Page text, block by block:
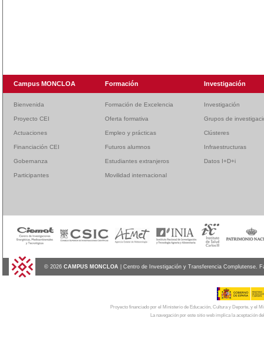
Campus MONCLOA Formación Investigación
Bienvenida Formación de Excelencia Investigación
Proyecto CEI Oferta formativa Grupos de
Actuaciones Empleo y prácticas Clústeres
Financiación CEI Futuros alumnos Infraestructuras
Gobernanza Estudiantes extranjeros Datos I+D+i
Participantes Movilidad internacional
© 2026 CAMPUS MONCLOA | Centro de Investigación y Transferencia Complutense.
Proyecto financiado por el Ministerio de Educación, Cultura y Deporte, y el
La navegación por este sitio web implica la aceptación